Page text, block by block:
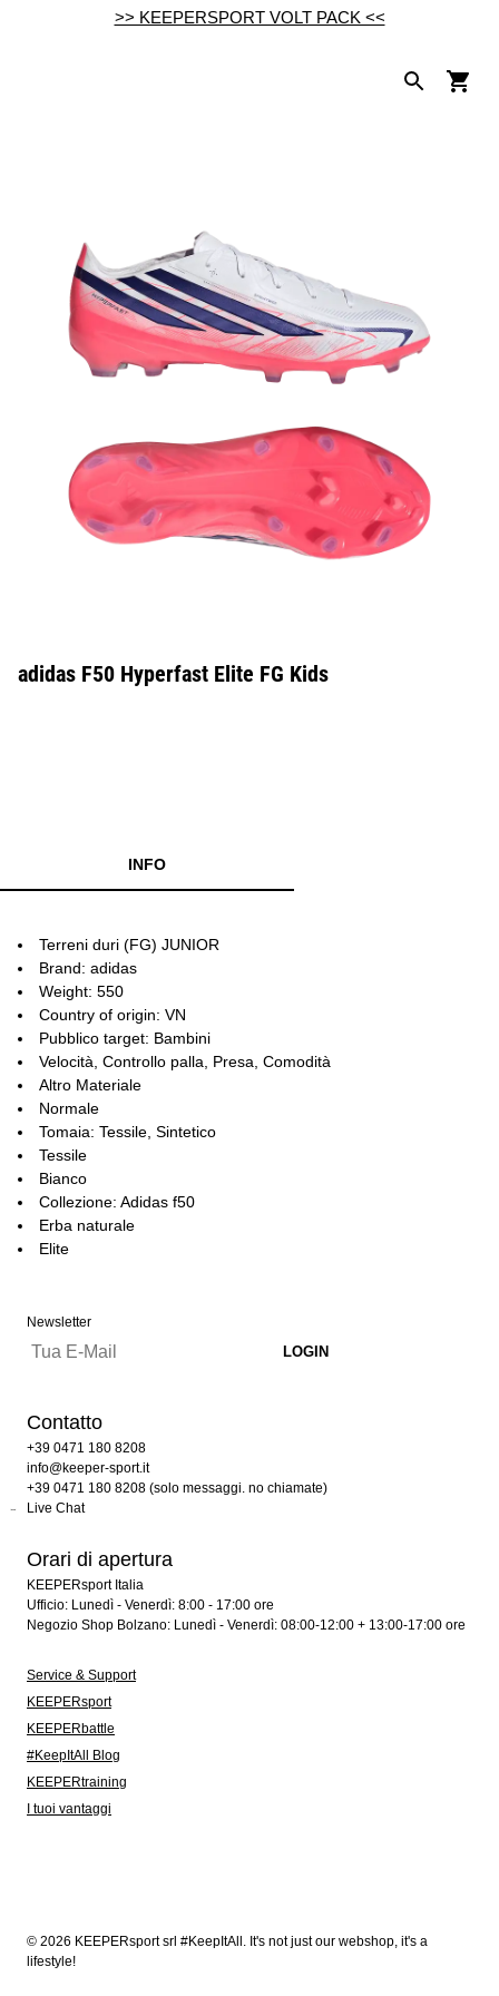
>> KEEPERSPORT VOLT PACK <<
adidas F50 Hyperfast Elite FG Kids
INFO
Terreni duri (FG) JUNIOR
Brand: adidas
Weight: 550
Country of origin: VN
Pubblico target: Bambini
Velocità, Controllo palla, Presa, Comodità
Altro Materiale
Normale
Tomaia: Tessile, Sintetico
Tessile
Bianco
Collezione: Adidas f50
Erba naturale
Elite
Newsletter
Contatto
+39 0471 180 8208
info@keeper-sport.it
+39 0471 180 8208 (solo messaggi. no chiamate)
Live Chat
Orari di apertura
KEEPERsport Italia
Ufficio: Lunedì - Venerdì: 8:00 - 17:00 ore
Negozio Shop Bolzano: Lunedì - Venerdì: 08:00-12:00 + 13:00-17:00 ore
Service & Support
KEEPERsport
KEEPERbattle
#KeepItAll Blog
KEEPERtraining
I tuoi vantaggi
© 2026 KEEPERsport srl #KeepItAll. It's not just our webshop, it's a
lifestyle!